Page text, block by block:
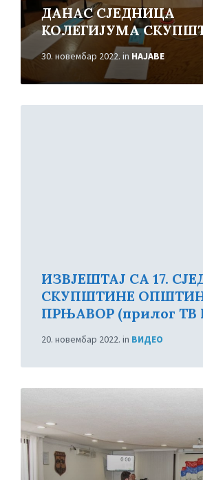
ДАНАС СЈЕДНИЦА
КОЛЕГИЈУМА
30. новембар 2022. in НАЈАВЕ
ИЗВЈЕШТАЈ СА 17.
СКУПШТИНЕ
ПРЊАВОР (прилог ТВ
20. новембар 2022. in ВИДЕО